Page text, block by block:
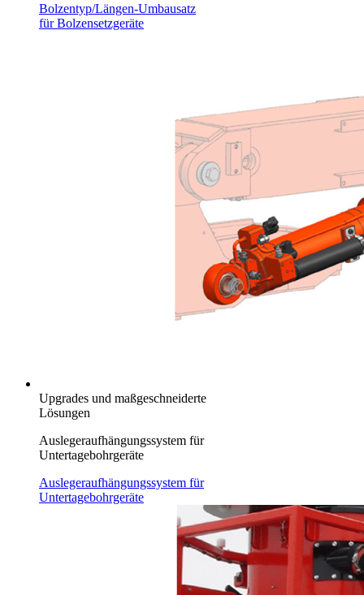
Bolzentyp/Längen-Umbausatz
für Bolzensetzgeräte
Upgrades und maßgeschneiderte
Lösungen
Auslegeraufhängungssystem für
Untertagebohrgeräte
Auslegeraufhängungssystem für
Untertagebohrgeräte